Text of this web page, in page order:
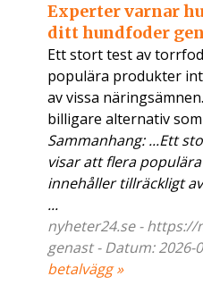
Experter varnar
ditt hundfoder
Ett stort test av
populära produkter
av vissa
billigare alternativ
Sammanhang: ...Ett
visar att flera
innehåller tillräckligt
...
nyheter24.se - https://
genast - Datum: 2026-
betalvägg »